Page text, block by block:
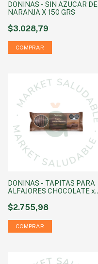
DONINAS - SIN AZUCAR DE
NARANJA X 150 GRS
$3.028,79
DONINAS - TAPITAS PARA
ALFAJORES CHOCOLATE x
$2.755,98